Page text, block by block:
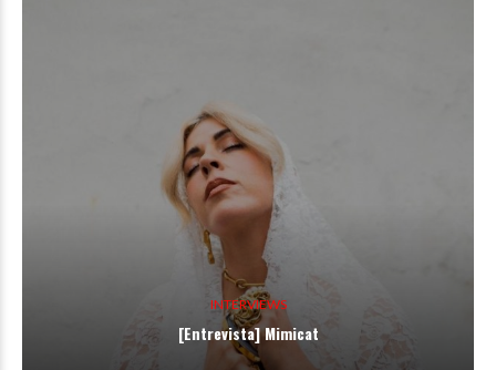
INTERVIEWS
[Entrevista] Mimicat